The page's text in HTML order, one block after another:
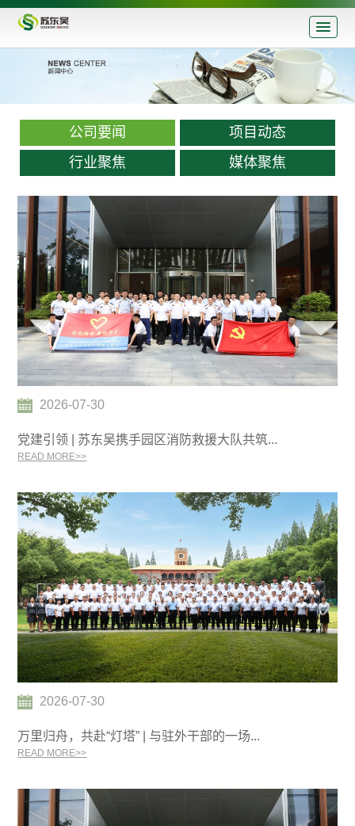
公司要闻
项目动态
行业聚焦
媒体聚焦
2026-07-30
党建引领 | 苏东吴携手园区消防救援大队共筑...
READ MORE>>
2026-07-30
万里归舟，共赴“灯塔” | 与驻外干部的一场...
READ MORE>>